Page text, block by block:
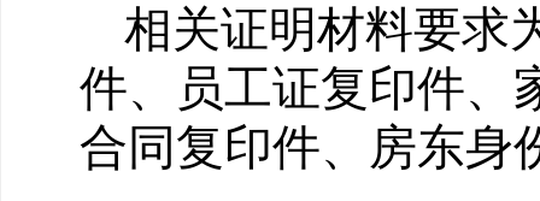
相关证明材料要求
件、员工证复印件、
合同复印件、房东身